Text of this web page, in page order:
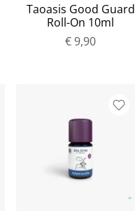
Taoasis Good Guard
Roll-On 10ml
€ 9,90